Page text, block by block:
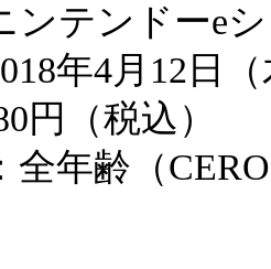
ンテンドーe
年4月12日
円（税込）
全年齢（